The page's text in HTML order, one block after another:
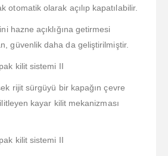
otomatik olarak açılıp kapatılabilir.
hazne açıklığına getirmesi
güvenlik daha da geliştirilmiştir.
kilit sistemi II
rijit sürgüyü bir kapağın çevre
kayar kilit mekanizması
kilit sistemi II